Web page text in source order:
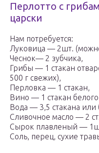
Перлотто с
царски
Нам потребуется:
Луковица — 2шт.
Чеснок— 2 зубчика,
Грибы — 1 стакан
500 г свежих),
Перловка — 1 стакан,
Вино — 1 стакан белого
Вода — 3,5 стакана или
Сливочное масло — 2
Сырок плавленый —
Соль, перец, сухие